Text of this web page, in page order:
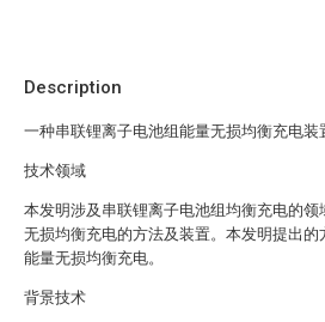
Description
一种串联锂离子电池组能量无损均衡充电装
技术领域
本发明涉及串联锂离子电池组均衡充电的
无损均衡充电的方法及装置。本发明提出
能量无损均衡充电。
背景技术